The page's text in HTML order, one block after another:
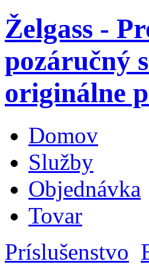
Želgass -
pozáručný
originálne
Domov
Služby
Objednávka
Tovar
Príslušenstvo